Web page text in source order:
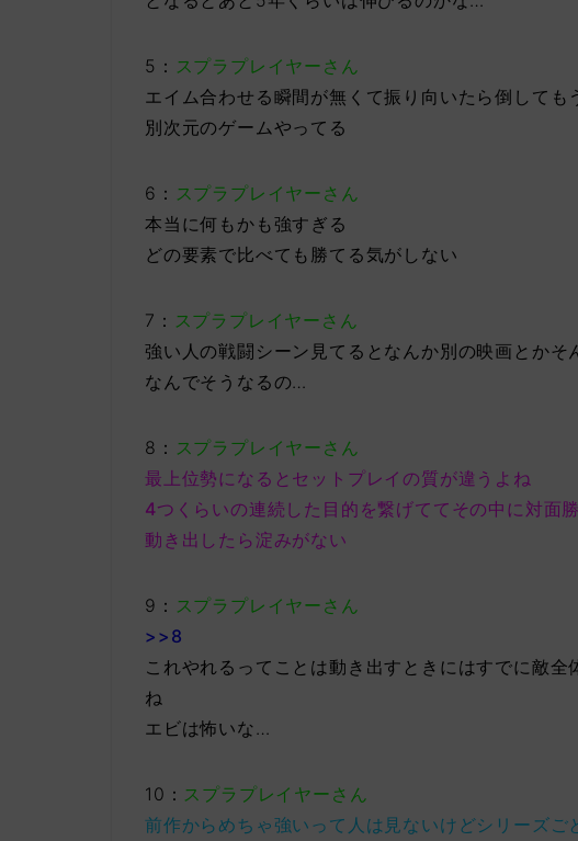
5： スプラプレイヤーさん
エイム合わせる瞬間が無くて振り向いたら倒しても
別次元のゲームやってる
6： スプラプレイヤーさん
本当に何もかも強すぎる
どの要素で比べても勝てる気がしない
7： スプラプレイヤーさん
強い人の戦闘シーン見てるとなんか別の映画とかそ
なんでそうなるの…
8： スプラプレイヤーさん
最上位勢になるとセットプレイの質が違うよね
4つくらいの連続した目的を繋げててその中に対面
動き出したら淀みがない
9： スプラプレイヤーさん
>>8
これやれるってことは動き出すときにはすでに敵
ね
エビは怖いな…
10： スプラプレイヤーさん
前作からめちゃ強いって人は見ないけどシリーズご